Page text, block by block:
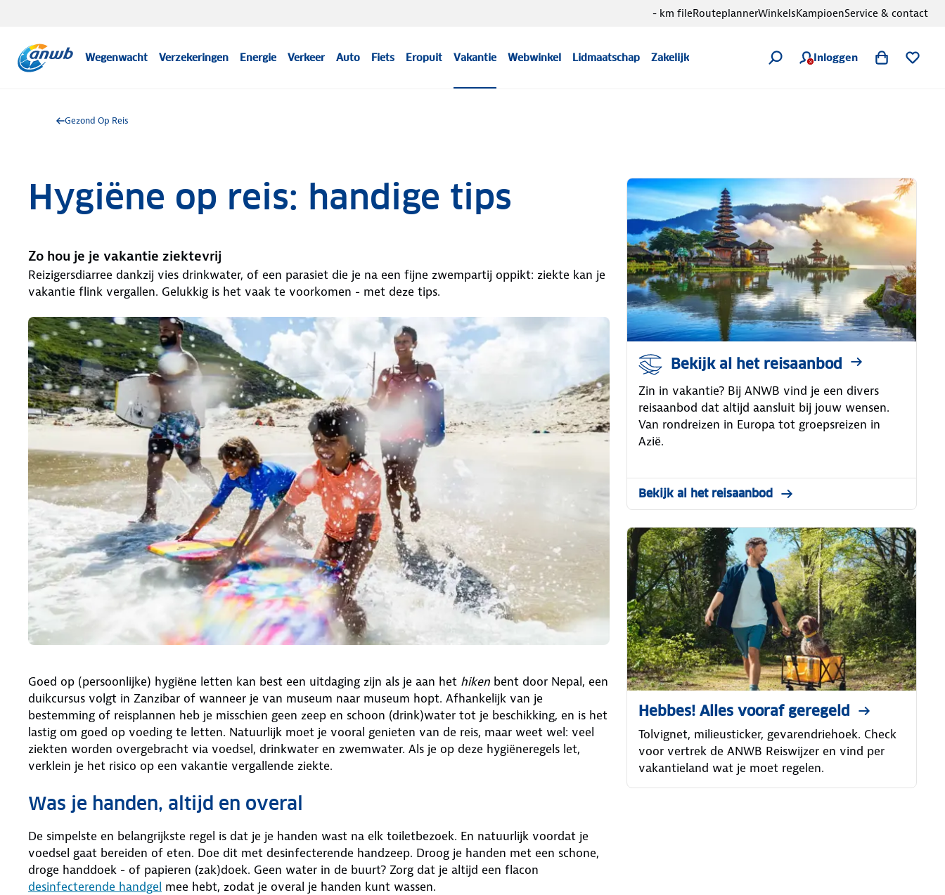
Wegenwacht Verzekeringen Energie Verkeer Auto Fiets Eropuit Vakantie Webwinkel Lidmaatschap Zakelijk Inloggen
- km fileRouteplannerWinkelsKampioenService & contact
Gezond Op Reis
Hygiëne op reis: handige tips
Zo hou je je vakantie ziektevrij
Reizigersdiarree dankzij vies drinkwater, of een parasiet die je na een fijne zwempartij oppikt: ziekte kan je
vakantie flink vergallen. Gelukkig is het vaak te voorkomen - met deze tips.
Goed op (persoonlijke) hygiëne letten kan best een uitdaging zijn als je aan het hiken bent door Nepal, een
duikcursus volgt in Zanzibar of wanneer je van museum naar museum hopt. Afhankelijk van je
bestemming of reisplannen heb je misschien geen zeep en schoon (drink)water tot je beschikking, en is het
lastig om goed op voeding te letten. Natuurlijk moet je vooral genieten van de reis, maar weet wel: veel
ziekten worden overgebracht via voedsel, drinkwater en zwemwater. Als je op deze hygiëneregels let,
verklein je het risico op een vakantie vergallende ziekte.
Was je handen, altijd en overal
De simpelste en belangrijkste regel is dat je je handen wast na elk toiletbezoek. En natuurlijk voordat je
voedsel gaat bereiden of eten. Doe dit met desinfecterende handzeep. Droog je handen met een schone,
droge handdoek - of papieren (zak)doek. Geen water in de buurt? Zorg dat je altijd een flacon
desinfecterende handgel mee hebt, zodat je overal je handen kunt wassen.
Bekijk al het reisaanbod
Zin in vakantie? Bij ANWB vind je een divers
reisaanbod dat altijd aansluit bij jouw wensen.
Van rondreizen in Europa tot groepsreizen in
Azië.
Bekijk al het reisaanbod
Hebbes! Alles vooraf geregeld
Tolvignet, milieusticker, gevarendriehoek. Check
voor vertrek de ANWB Reiswijzer en vind per
vakantieland wat je moet regelen.